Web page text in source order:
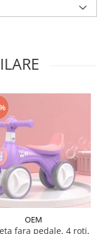
OEM
fara pedale, 4 roti,